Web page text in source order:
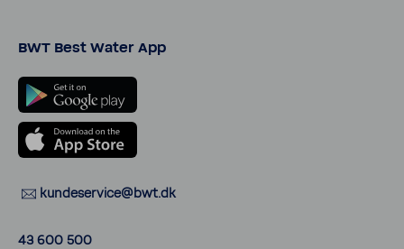
BWT Best Water App
kunde­ser­vice@bwt.dk
43 600 500